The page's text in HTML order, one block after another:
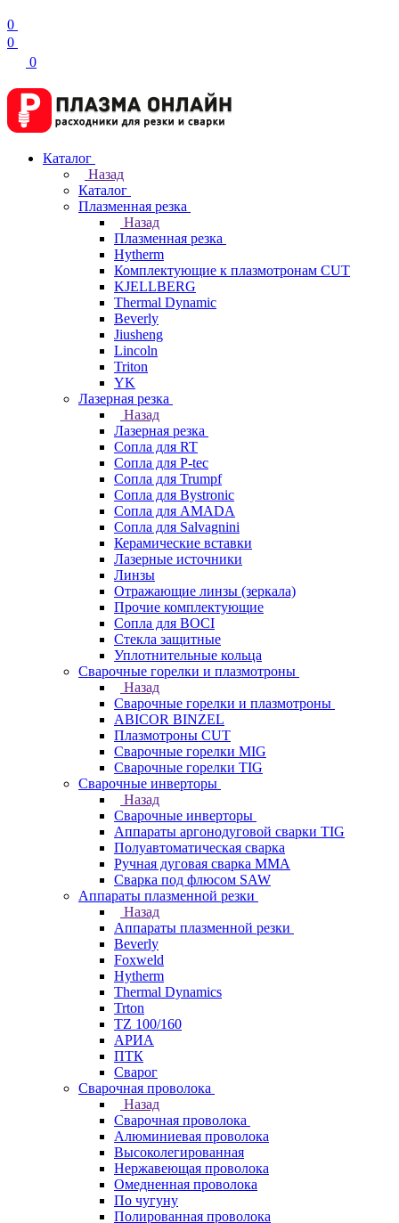
0
0
0
Каталог
Назад
Каталог
Плазменная резка
Назад
Плазменная резка
Hytherm
Комплектующие к плазмотронам CUT
KJELLBERG
Thermal Dynamic
Beverly
Jiusheng
Lincoln
Triton
YK
Лазерная резка
Назад
Лазерная резка
Сопла для RT
Сопла для P-tec
Сопла для Trumpf
Сопла для Bystronic
Сопла для AMADA
Сопла для Salvagnini
Керамические вставки
Лазерные источники
Линзы
Отражающие линзы (зеркала)
Прочие комплектующие
Сопла для BOCI
Стекла защитные
Уплотнительные кольца
Сварочные горелки и плазмотроны
Назад
Сварочные горелки и плазмотроны
ABICOR BINZEL
Плазмотроны CUT
Сварочные горелки MIG
Сварочные горелки TIG
Сварочные инверторы
Назад
Сварочные инверторы
Аппараты аргонодуговой сварки TIG
Полуавтоматическая сварка
Ручная дуговая сварка MMA
Сварка под флюсом SAW
Аппараты плазменной резки
Назад
Аппараты плазменной резки
Beverly
Foxweld
Hytherm
Thermal Dynamics
Trton
TZ 100/160
АРИА
ПТК
Сварог
Сварочная проволока
Назад
Сварочная проволока
Алюминиевая проволока
Высоколегированная
Нержавеющая проволока
Омедненная проволока
По чугуну
Полированная проволока